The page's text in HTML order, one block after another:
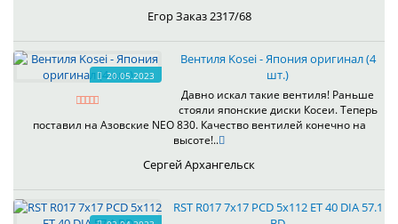
Егор Заказ 2317/68
20.05.2023
Вентиля Kosei - Япония оригинал (4
шт.)
Давно искал такие вентиля! Раньше
стояли японские диски Косеи. Теперь
поставил на Азовские NEO 830. Качество вентилей конечно на
высоте!..
Сергей Архангельск
RST R017 7x17 PCD 5x112 ET 40 DIA 57.1